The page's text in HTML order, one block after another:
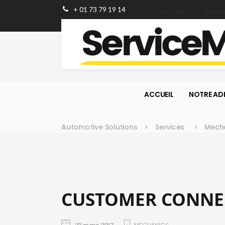
+ 01 73 79 19 14
ACCUEIL NOTRE
Automotive Solutions > Services >
CUSTOMER